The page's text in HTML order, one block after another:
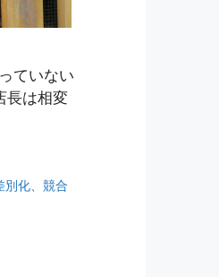
ていない
長は相変
別化、競合